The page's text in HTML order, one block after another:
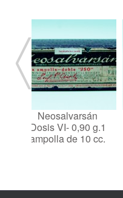
Neosalvarsán
Dosis VI- 0,90 g.1
ampolla de 10 cc.
Dosis